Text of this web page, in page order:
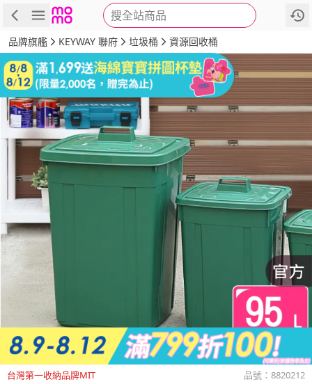
搜全站商品
商品 評價 詳情
品牌旗艦 KEYWAY 聯府 垃圾桶 資源回收桶
台灣第一收納品牌MIT 品號： 8820212